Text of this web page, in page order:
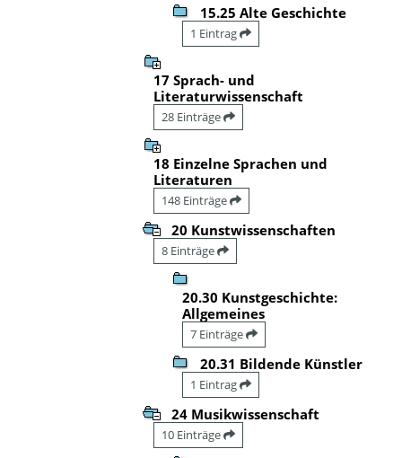
15.25 Alte Geschichte
1 Eintrag
17 Sprach- und
Literaturwissenschaft
28 Einträge
18 Einzelne Sprachen und
Literaturen
148 Einträge
20 Kunstwissenschaften
8 Einträge
20.30 Kunstgeschichte:
Allgemeines
7 Einträge
20.31 Bildende Künstler
1 Eintrag
24 Musikwissenschaft
10 Einträge